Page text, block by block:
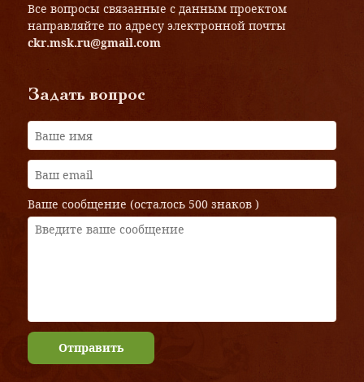
Все вопросы связанные с данным проектом
направляйте по адресу электронной почты
ckr.msk.ru@gmail.com
Задать вопрос
Ваше сообщение (осталось 500 знаков )
Отправить